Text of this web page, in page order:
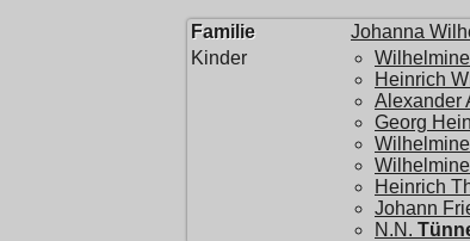
Familie Johanna
Kinder
Heinrich
Alexander
Georg
Heinrich
Johann
N.N.